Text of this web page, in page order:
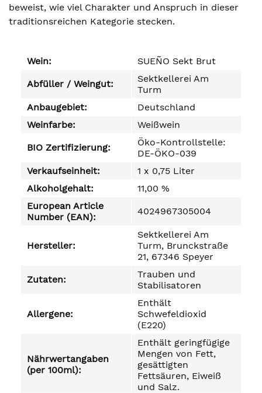
beweist, wie viel Charakter und Anspruch in dieser
traditionsreichen Kategorie stecken.
Wein: SUEÑO Sekt Brut
Abfüller / Weingut:
Sektkellerei Am
Turm
Anbaugebiet:
Deutschland
Weinfarbe:
Weißwein
BIO Zertifizierung:
Öko-Kontrollstelle:
DE-ÖKO-039
Verkaufseinheit:
1 x 0,75 Liter
Alkoholgehalt:
11,00 %
European Article
Number (EAN):
4024967305004
Hersteller:
Sektkellerei Am
Turm, Brunckstraße
21, 67346 Speyer
Zutaten:
Trauben und
Stabilisatoren
Allergene:
Enthält
Schwefeldioxid
(E220)
Nährwertangaben
(per 100ml):
Enthält geringfügige
Mengen von Fett,
gesättigten
Fettsäuren, Eiweiß
und Salz.